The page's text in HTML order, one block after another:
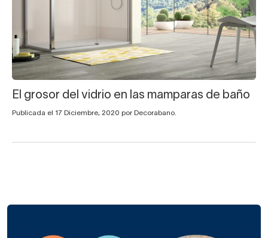
El grosor del vidrio en las mamparas de baño
Publicada el 17 Diciembre, 2020 por Decorabano.